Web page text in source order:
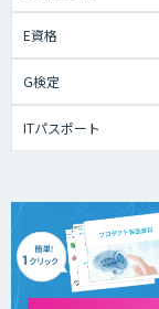
E資格
G検定
ITパスポート